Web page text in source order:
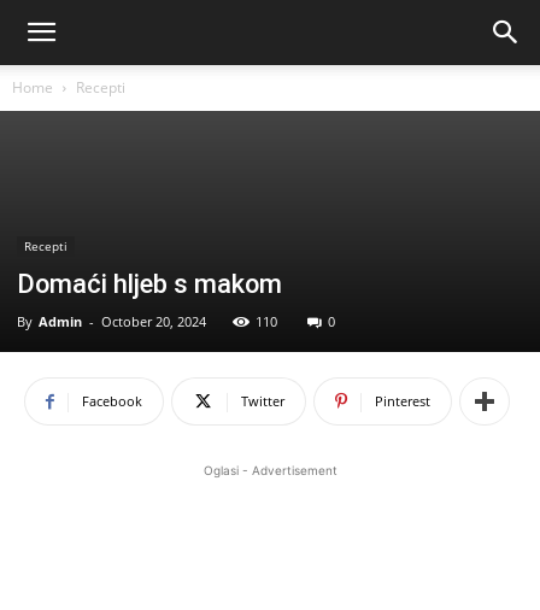
Home Recepti
Recepti
Domaći hljeb s makom
By Admin - October 20, 2024 110 0
Facebook Twitter Pinterest
Oglasi - Advertisement